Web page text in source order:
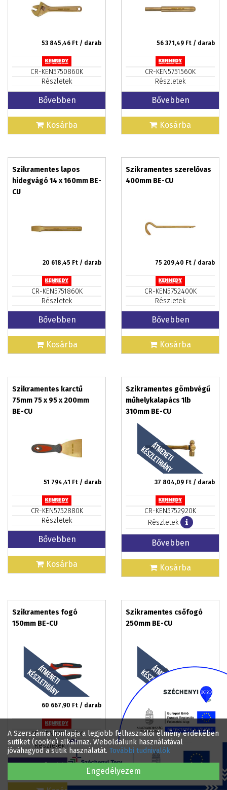
A Szerszámia honlapja a legjobb felhasználói élmény érdekében
sütiket (cookie) alkalmaz. Weboldalunk használatával
jóváhagyod a sütik használatát. További tudnivalók
Engedélyezem
53 845,46 Ft / darab
CR-KEN5750860K
Részletek
Bővebben
Kosárba
56 371,49 Ft / darab
CR-KEN5751560K
Részletek
Bővebben
Kosárba
Szikramentes lapos
hidegvágó 14 x 160mm BE-
CU
20 618,45 Ft / darab
CR-KEN5751860K
Részletek
Bővebben
Kosárba
Szikramentes szerelővas
400mm BE-CU
75 209,40 Ft / darab
CR-KEN5752400K
Részletek
Bővebben
Kosárba
Szikramentes karctű
75mm 75 x 95 x 200mm
BE-CU
51 794,41 Ft / darab
CR-KEN5752880K
Részletek
Bővebben
Kosárba
Szikramentes gömbvégű
műhelykalapács 1lb
310mm BE-CU
37 804,09 Ft / darab
CR-KEN5752920K
Részletek
Bővebben
Kosárba
Szikramentes fogó
150mm BE-CU
60 667,90 Ft / darab
CR-KEN5753420K
Részletek
Bővebben
Szikramentes csőfogó
250mm BE-CU
CR-KEN5753700K
Részletek
Bővebben